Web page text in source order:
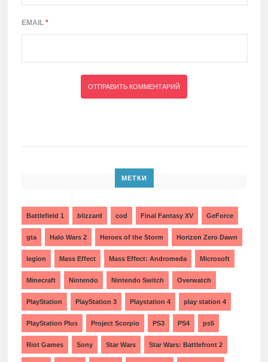
EMAIL *
МЕТКИ
Battlefield 1 blizzard cod Final Fantasy XV GeForce
gta Halo Wars 2 Heroes of the Storm Horizon Zero Dawn
legion Mass Effect Mass Effect: Andromeda Microsoft
Minecraft Nintendo Nintendo Switch Overwatch
PlayStation PlayStation 3 Playstation 4 play station 4
PlayStation Plus Project Scorpio PS3 PS4 ps5
Riot Games Sony Star Wars Star Wars: Battlefront 2